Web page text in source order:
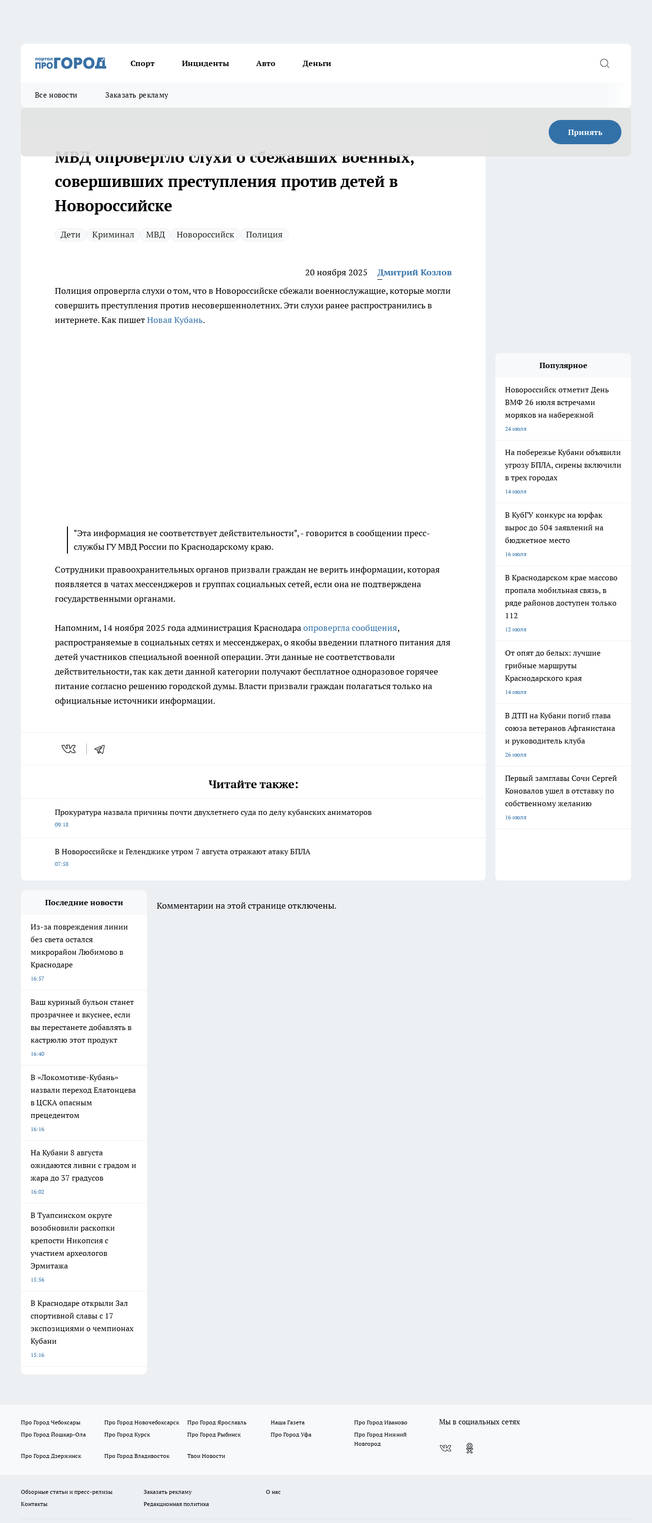
Спорт Инциденты Авто Деньги
Все новости Заказать рекламу
Принять
МВД опровергло слухи о сбежавших военных,
совершивших преступления против детей в
Новороссийске
Дети Криминал МВД Новороссийск Полиция
20 ноября 2025
Дмитрий Козлов
Полиция опровергла слухи о том, что в Новороссийске сбежали военнослужащие, которые могли
совершить преступления против несовершеннолетних. Эти слухи ранее распространились в
интернете. Как пишетНовая Кубань.
"Эта информация не соответствует действительности", - говорится в сообщении пресс-
службы ГУ МВД России по Краснодарскому краю.
Сотрудники правоохранительных органов призвали граждан не верить информации, которая
появляется в чатах мессенджеров и группах социальных сетей, если она не подтверждена
государственными органами.
Напомним, 14 ноября 2025 года администрация Краснодараопровергла сообщения,
распространяемые в социальных сетях и мессенджерах, о якобы введении платного питания для
детей участников специальной военной операции. Эти данные не соответствовали
действительности, так как дети данной категории получают бесплатное одноразовое горячее
питание согласно решению городской думы. Власти призвали граждан полагаться только на
официальные источники информации.
Читайте также:
Прокуратура назвала причины почти двухлетнего суда по делу кубанских аниматоров
09:18
В Новороссийске и Геленджике утром 7 августа отражают атаку БПЛА
07:58
Популярное
Новороссийск отметит День
ВМФ 26 июля встречами
моряков на набережной
24 июля
На побережье Кубани объявили
угрозу БПЛА, сирены включили
в трех городах
14 июля
В КубГУ конкурс на юрфак
вырос до 504 заявлений на
бюджетное место
16 июля
В Краснодарском крае массово
пропала мобильная связь, в
ряде районов доступен только
112
12 июля
От опят до белых: лучшие
грибные маршруты
Краснодарского края
14 июля
В ДТП на Кубани погиб глава
союза ветеранов Афганистана
и руководитель клуба
26 июля
Первый замглавы Сочи Сергей
Коновалов ушел в отставку по
собственному желанию
16 июля
Последние новости
Из-за повреждения линии
без света остался
микрорайон Любимово в
Краснодаре
16:57
Ваш куриный бульон станет
прозрачнее и вкуснее, если
вы перестанете добавлять в
кастрюлю этот продукт
16:40
В «Локомотиве-Кубань»
назвали переход Елатонцева
в ЦСКА опасным
прецедентом
16:16
На Кубани 8 августа
ожидаются ливни с градом и
жара до 37 градусов
16:02
В Туапсинском округе
возобновили раскопки
крепости Никопсия с
участием археологов
Эрмитажа
15:56
В Краснодаре открыли Зал
спортивной славы с 17
экспозициями о чемпионах
Кубани
15:16
Комментарии на этой странице отключены.
Про Город Чебоксары Про Город Новочебоксарск Про Город Ярославль Наша Газета
Про Город Иваново
Про Город Йошкар-Ола
Про Город Курск Про Город Рыбинск Про Город Уфа
Про Город Нижний
Новгород
Про Город Дзержинск
Про Город Владивосток Твои Новости
Мы в социальных сетях
Обзорные статьи и пресс-релизы Заказать рекламу
О нас
Контакты
Редакционная политика